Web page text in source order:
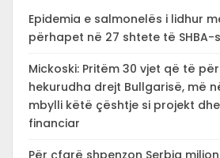
Epidemia e salmonelës i lidhur
përhapet në 27 shtete të SHBA-
Mickoski: Pritëm 30 vjet që të
hekurudha drejt Bullgarisë, më
mbylli këtë çështje si projekt
financiar